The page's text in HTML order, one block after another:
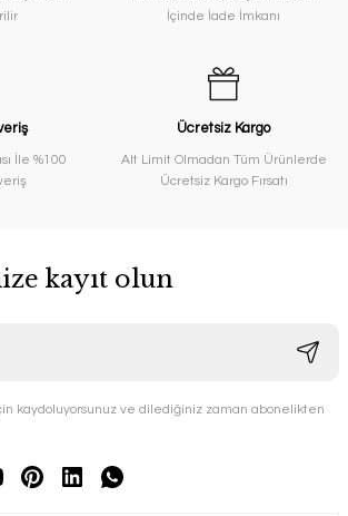
İçinde İade İmkanı
İle %100
Ücretsiz Kargo
Alt Limit Olmadan Tüm Ürünlerde
Ücretsiz Kargo Fırsatı
kayıt olun
kaydoluyorsunuz ve dilediğiniz zaman abonelikten